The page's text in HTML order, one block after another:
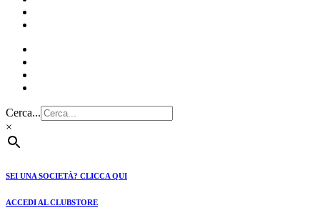
Cerca...
×
SEI UNA SOCIETÀ? CLICCA QUI
ACCEDI AL CLUBSTORE